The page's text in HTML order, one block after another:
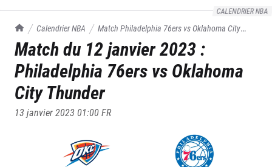
CALENDRIER NBA
TrashTalk Actu NBA
Calendrier NBA Match Philadelphia 76ers vsOklahoma City
Thunder du12/01/2023
Match du 12 janvier 2023:
Philadelphia 76ers vs Oklahoma
City Thunder
13 janvier 2023 01:00FR